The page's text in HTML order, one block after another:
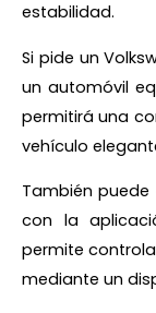
estabilidad.
Si pide un
un automóvil
permitirá una
vehículo
También
con la
permite
mediante un